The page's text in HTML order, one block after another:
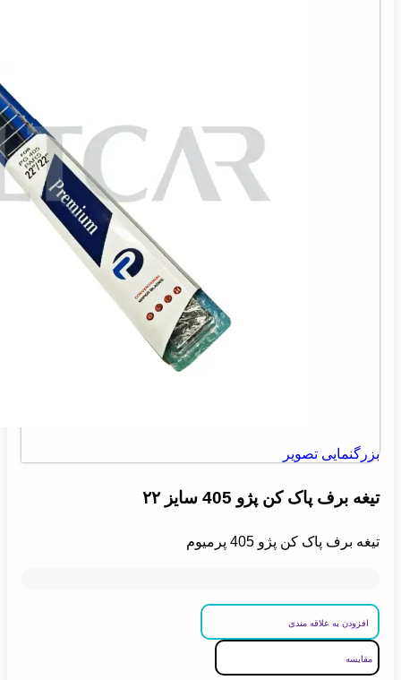
بزرگنمایی تصویر
تیغه برف پاک کن پژو 405 سایز ۲۲
تیغه برف پاک کن پژو 405 پرمیوم
افزودن به علاقه مندی
مقایسه